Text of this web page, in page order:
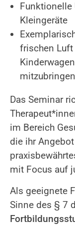
Funktionelle
Kleingeräte
frischen
Das Seminar
im Bereich
die ihr
mit Focus auf
Als geeignete
Sinne des § 7